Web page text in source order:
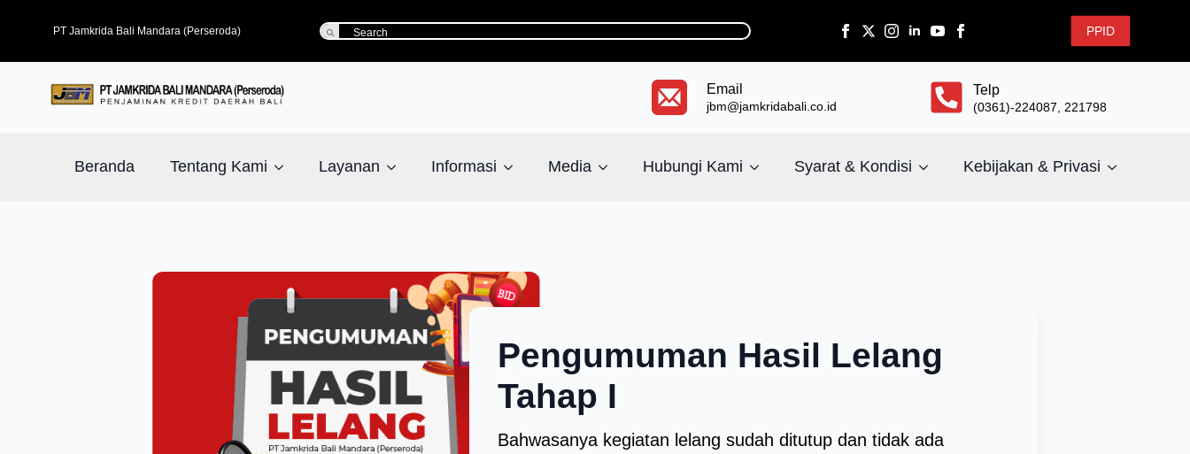
PT Jamkrida Bali Mandara (Perseroda)
Search
PPID
Email
jbm@jamkridabali.co.id
Telp
(0361)-224087, 221798
Beranda Tentang Kami Layanan Informasi Media Hubungi Kami Syarat & Kondisi Kebijakan & Privasi
Pengumuman Hasil Lelang
Tahap I
Bahwasanya kegiatan lelang sudah ditutup dan tidak ada